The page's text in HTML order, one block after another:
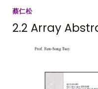
蔡仁松
2.2 Array